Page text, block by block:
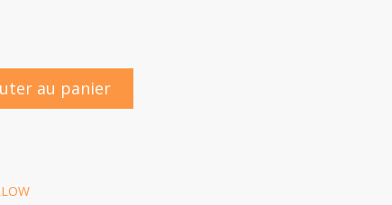
au panier